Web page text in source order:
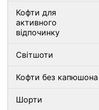
Кофти для
активного
відпочинку
Світшоти
Кофти без капюшона
Шорти